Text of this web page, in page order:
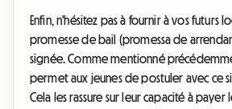
Enfin, n'hésitez pas à fournir à vos futurs
promesse de bail (promessa de
signée. Comme mentionné
permet aux jeunes de postuler avec ce
Cela les rassure sur leur capacité à